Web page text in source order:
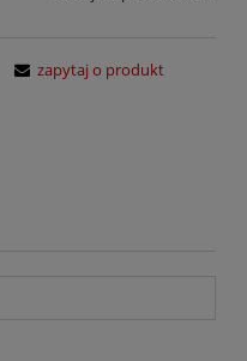
zapytaj o produkt